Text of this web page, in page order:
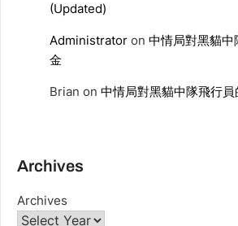
(Updated)
Administrator on 中情局對黑貓中
金
Brian on 中情局對黑貓中隊飛行
Archives
Archives